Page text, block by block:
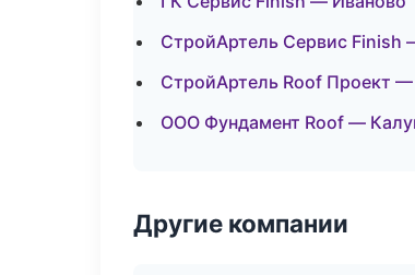
СтройАртель Сервис Finish
СтройАртель Roof Проект
ООО Фундамент Roof —
Другие компании